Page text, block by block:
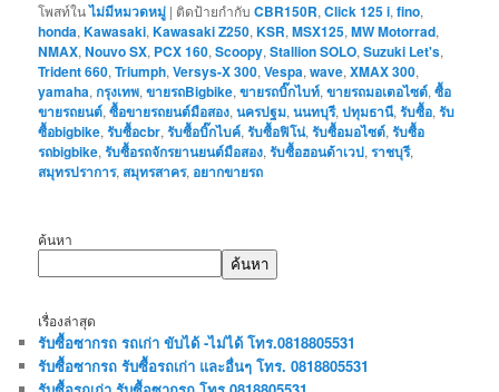
โพสท์ในไม่มีหมวดหมู่ | ติดป้ายกำกับ CBR150R,Click 125 i,fino,
honda,Kawasaki,Kawasaki Z250,KSR,MSX125,MW Motorrad,
NMAX,Nouvo SX, PCX 160,Scoopy,Stallion SOLO,Suzuki Let's,
Trident 660,Triumph,Versys-X 300,Vespa,wave,XMAX 300,
yamaha,กรุงเทพ,ขายรถBigbike,ขายรถบิ๊กไบท์,ขายรถมอเตอไซต์,ซื้อ
ขายรถยนต์,ซื้อขายรถยนต์มือสอง,นครปฐม,นนทบุรี,ปทุมธานี,รับซื้อ,รับ
ซื้อbigbike,รับซื้อcbr,รับซื้อบิ๊กไบค์,รับซื้อฟิโน่,รับซื้อมอไซต์,รับซื้อ
รถbigbike,รับซื้อรถจักรยานยนต์มือสอง,รับซื้อฮอนด้าเวป,ราชบุรี,
สมุทรปราการ, สมุทรสาคร, อยากขายรถ
ค้นหา
ค้นหา
เรื่องล่าสุด
รับซื้อซากรถ รถเก่า ขับได้ -ไม่ได้ โทร.0818805531
รับซื้อซากรถ รับซื้อรถเก่า และอื่นๆ โทร. 0818805531